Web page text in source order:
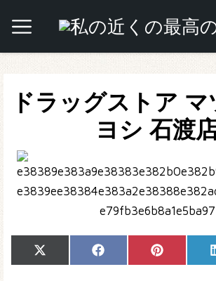
ドラッグストア
ヨシ 石渡
Share
on
X
(Twitter)
Share
on
Facebook Share
on
Pinterest